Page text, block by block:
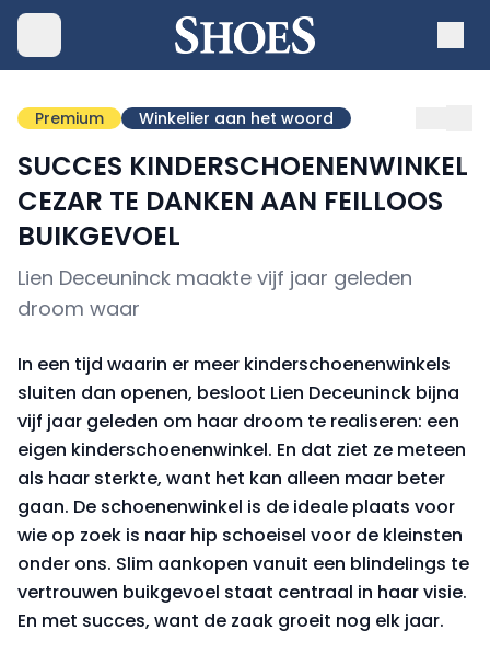
Premium Winkelier aan het woord
SUCCES KINDERSCHOENENWINKEL
CEZAR TE DANKEN AAN FEILLOOS
BUIKGEVOEL
Lien Deceuninck maakte vijf jaar geleden
droom waar
In een tijd waarin er meer kinderschoenenwinkels
sluiten dan openen, besloot Lien Deceuninck bijna
vijf jaar geleden om haar droom te realiseren: een
eigen kinder­schoenenwinkel. En dat ziet ze meteen
als haar sterkte, want het kan alleen maar beter
gaan. De schoenenwinkel is de ideale plaats voor
wie op zoek is naar hip schoeisel voor de kleinsten
onder ons. Slim aankopen vanuit een blindelings te
vertrouwen buikgevoel staat centraal in haar visie.
En met succes, want de zaak groeit nog elk jaar.